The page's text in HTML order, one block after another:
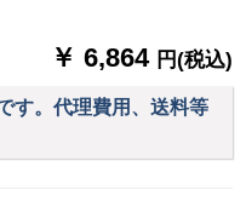
￥ 6,864 円(税込)
す。代理費用、送料等